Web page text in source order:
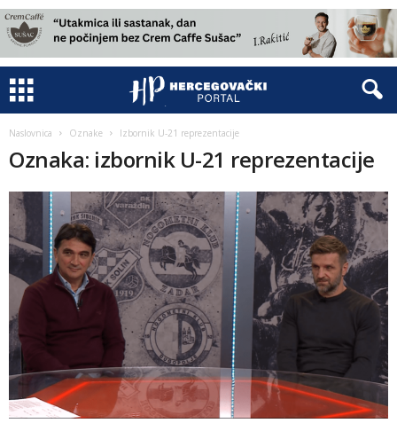
Naslovnica Oznake Izbornik U-21 reprezentacije
Oznaka: izbornik U-21 reprezentacije